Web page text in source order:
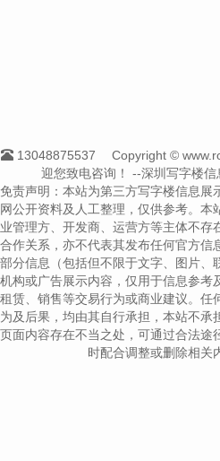
13048875537
Copyright ©
迎您致电咨询！
--深圳写字楼信
免责声明：本站为第三方写字楼信息展
网公开资料及人工整理，仅供参考。本
业管理方、开发商、运营方等主体不存
合作关系，亦不代表其发布任何官方信
部分信息（包括但不限于文字、图片、
机构或广告展示内容，仅用于信息参考
租赁、销售等交易行为或商业建议。任
为及后果，均由其自行承担，本站不承
页面内容存在不当之处，可通过合法途
时配合调整或删除相关